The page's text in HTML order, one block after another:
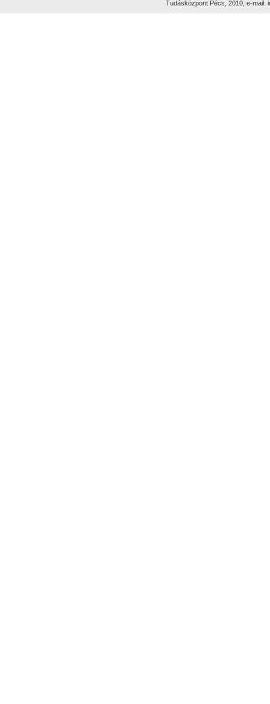
Tudásközpont Pécs, 2010, e-mail: